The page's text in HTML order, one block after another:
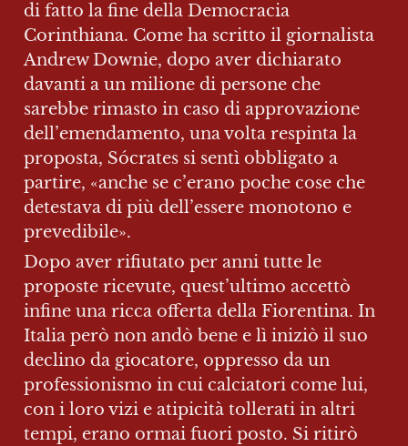
di fatto la fine della Democracia
Corinthiana. Come ha scritto il giornalista
Andrew Downie, dopo aver dichiarato
davanti a un milione di persone che
sarebbe rimasto in caso di approvazione
dell’emendamento, una volta respinta la
proposta, Sócrates si sentì obbligato a
partire, «anche se c’erano poche cose che
detestava di più dell’essere monotono e
prevedibile».
Dopo aver rifiutato per anni tutte le
proposte ricevute, quest’ultimo accettò
infine una ricca offerta della Fiorentina. In
Italia però non andò bene e lì iniziò il suo
declino da giocatore, oppresso da un
professionismo in cui calciatori come lui,
con i loro vizi e atipicità tollerati in altri
tempi, erano ormai fuori posto. Si ritirò